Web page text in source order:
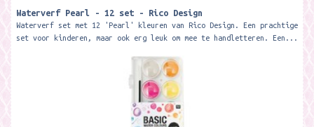
Waterverf Pearl - 12 set - Rico Design
Waterverf set met 12 'Pearl' kleuren van Rico Design. Een prachtige
set voor kinderen, maar ook erg leuk om mee te handletteren. Een...